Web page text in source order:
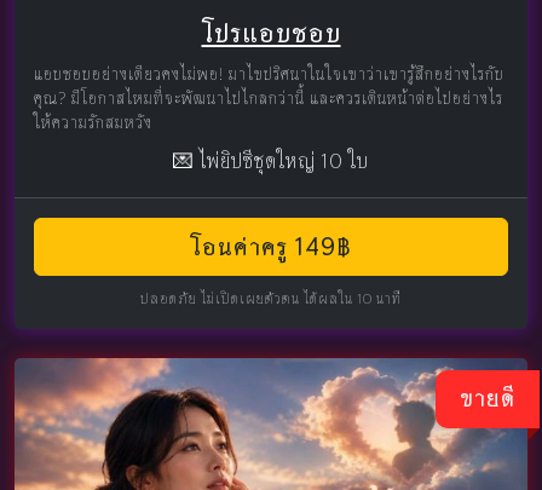
โปรแอบชอบ
แอบชอบอย่างเดียวคงไม่พอ! มาไขปริศนาในใจเขาว่าเขารู้สึกอย่างไรกับ
คุณ? มีโอกาสไหมที่จะพัฒนาไปไกลกว่านี้ และควรเดินหน้าต่อไปอย่างไร
ให้ความรักสมหวัง
💌 ไพ่ยิปซีชุดใหญ่ 10 ใบ
โอนค่าครู 149฿
ปลอดภัย ไม่เปิดเผยตัวตน ได้ผลใน 10 นาที
ขายดี